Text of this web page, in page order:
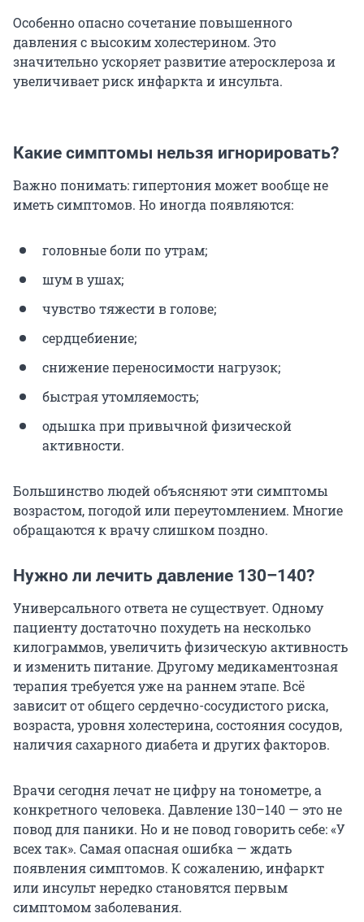
Особенно опасно сочетание повышенного
давления с высоким холестерином. Это
значительно ускоряет развитие атеросклероза и
увеличивает риск инфаркта и инсульта.
Какие симптомы нельзя игнорировать?
Важно понимать: гипертония может вообще не
иметь симптомов. Но иногда появляются:
головные боли по утрам;
шум в ушах;
чувство тяжести в голове;
сердцебиение;
снижение переносимости нагрузок;
быстрая утомляемость;
одышка при привычной физической
активности.
Большинство людей объясняют эти симптомы
возрастом, погодой или переутомлением. Многие
обращаются к врачу слишком поздно.
Нужно ли лечить давление 130–140?
Универсального ответа не существует. Одному
пациенту достаточно похудеть на несколько
килограммов, увеличить физическую активность
и изменить питание. Другому медикаментозная
терапия требуется уже на раннем этапе. Всё
зависит от общего сердечно-сосудистого риска,
возраста, уровня холестерина, состояния сосудов,
наличия сахарного диабета и других факторов.
Врачи сегодня лечат не цифру на тонометре, а
конкретного человека. Давление 130–140 — это не
повод для паники. Но и не повод говорить себе: «У
всех так». Самая опасная ошибка — ждать
появления симптомов. К сожалению, инфаркт
или инсульт нередко становятся первым
симптомом заболевания.